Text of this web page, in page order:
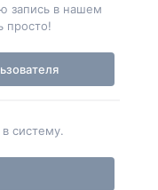
запись в нашем
просто!
систему.